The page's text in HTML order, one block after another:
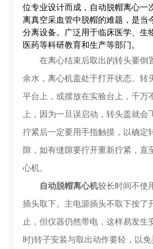
位专业设计而成，自动脱帽离心一
离真空采血管中脱帽的难题，是当
分离设备。广泛用于临床医学、生
医药等科研教育和生产等部门。
在离心结束后取出的转头要倒
余水，离心机盖处于打开状态。转
平台上，或摆放在实验台上，千万
上，因为一旦误启动，转头盖就
拧紧后一定要用手指触摸，以确定
隙，如有缝隙要拧开重新拧紧，直
心机。
自动脱帽离心机较长时间不使
插头取下。主电源插头不取下按了
止，但仪器仍然带电，这样易发生
时)转子安装与取出动作要轻，以